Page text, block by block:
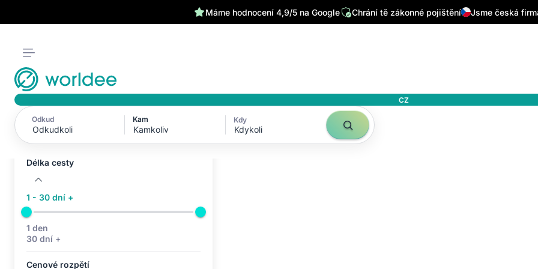
Máme hodnocení 4,9/5 na Google Chrání tě zákonné pojištění Jsme česká
CZ
Odkud Kam Kdy
Kdykoli
Aktivní filtry (0)
Žádné aktivní filtry
Délka cesty
1 - 30 dní +
1 den
30 dní +
Cenové rozpětí